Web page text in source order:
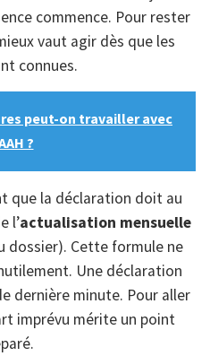
commence. Pour rester
vaut agir dès que les
connues.
peut-on travailler avec
?
que la déclaration doit au
l’actualisation mensuelle
dossier). Cette formule ne
Une déclaration
dernière minute. Pour aller
imprévu mérite un point